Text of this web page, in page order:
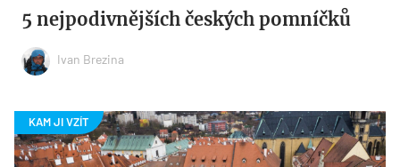
5 nejpodivnějších českých pomníčků
Ivan Brezina